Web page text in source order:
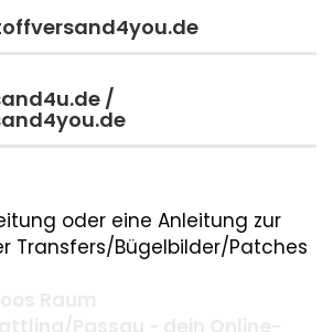
/
oder eine Anleitung zur
Transfers/Bügelbilder/Patches